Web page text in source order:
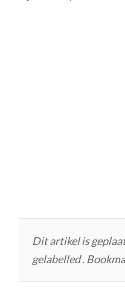
Dit artikel is
gelabelled .